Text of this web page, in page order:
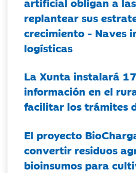
replantear sus
crecimiento - Naves
logísticas
La Xunta instalará
información en el
facilitar los trámites
El proyecto
convertir residuos
bioinsumos para